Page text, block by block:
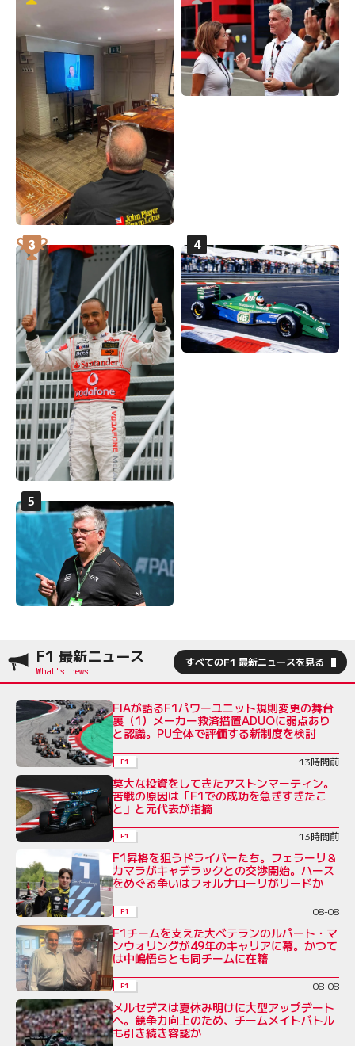
F1 最新ニュース すべてのF1 最新ニュースを見る
FIAが語るF1パワーユニット規則変更の舞台
裏（1）メーカー救済措置ADUOに弱点あり
と認識。PU全体で評価する新制度を検討
F1 13時間前
莫大な投資をしてきたアストンマーティン。
苦戦の原因は「F1での成功を急ぎすぎたこ
と」と元代表が指摘
F1 13時間前
F1昇格を狙うドライバーたち。フェラーリ＆
カマラがキャデラックとの交渉開始。ハース
をめぐる争いはフォルナローリがリードか
F1 08-08
F1チームを支えた大ベテランのルパート・マ
ンウォリングが49年のキャリアに幕。かつて
は中嶋悟らとも同チームに在籍
F1 08-08
メルセデスは夏休み明けに大型アップデート
へ。競争力向上のため、チームメイトバトル
も引き続き容認か